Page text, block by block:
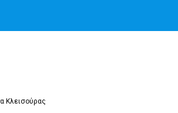
Κλεισούρας